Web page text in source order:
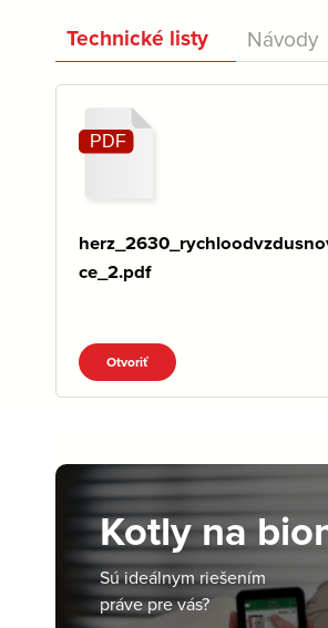
Technické listy Návody
ce_2.pdf
Otvoriť
Kotly na
Sú ideálnym riešením
práve pre vás?